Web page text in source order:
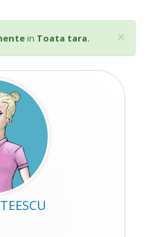
×
in Toata tara.